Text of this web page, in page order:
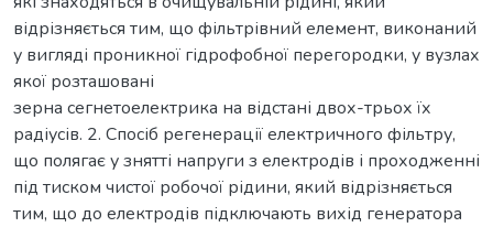
відрізняється тим, що фільтрівний елемент, виконаний
у вигляді проникної гідрофобної перегородки, у вузлах
якої розташовані
зерна сегнетоелектрика на відстані двох-трьох їх
радіусів. 2. Спосіб регенерації електричного фільтру,
що полягає у знятті напруги з електродів і проходженні
під тиском чистої робочої рідини, який відрізняється
тим, що до електродів підключають вихід генератора